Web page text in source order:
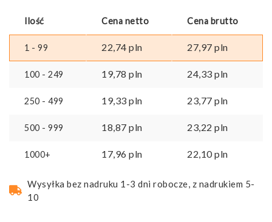
Ilość Cena netto Cena brutto
1 - 99 22,74 pln 27,97 pln
100 - 249 19,78 pln 24,33 pln
250 - 499 19,33 pln 23,77 pln
500 - 999 18,87 pln 23,22 pln
1000+ 17,96 pln 22,10pln
Wysyłka bez nadruku 1-3 dni robocze, z nadrukiem 5-
10